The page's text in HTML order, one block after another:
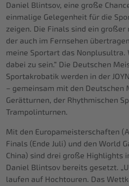
Daniel Blintsov, eine große
einmalige Gelegenheit für die
zeigen. Die Finals sind ein
der auch im Fernsehen
meine Sportart das Nonplusultra.
dabei zu sein.“ Die Deutschen
Sportakrobatik werden in der
– gemeinsam mit den Deutschen
Gerätturnen, der Rhythmischen
Trampolinturnen.
Mit den Europameisterschaften
Finals (Ende Juli) und den World
China) sind drei große Highlights
Daniel Blintsov bereits gesetzt.
laufen auf Hochtouren. Das